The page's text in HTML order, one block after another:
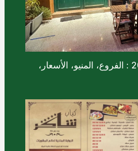
مطعم سبرد 2024 : الفروع، المنيو، الأسعار،